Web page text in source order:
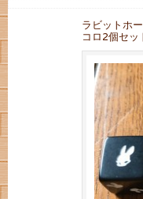
ラビットホ
コロ2個セッ